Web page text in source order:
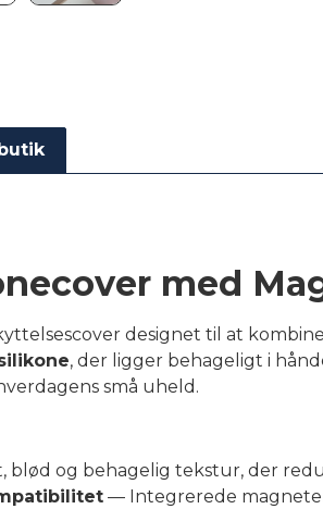
med
designet til at
, der ligger behageligt i
små uheld.
blød og behagelig tekstur, der
— Integrerede